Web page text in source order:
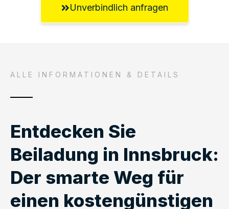
Unverbindlich anfragen
ALLE INFORMATIONEN & DETAILS
Entdecken Sie
Beiladung in Innsbruck:
Der smarte Weg für
einen kostengünstigen